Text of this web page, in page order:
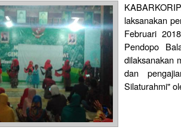
laksanakan
Februari
Pendopo
dilaksanakan
dan
Silaturahmi"